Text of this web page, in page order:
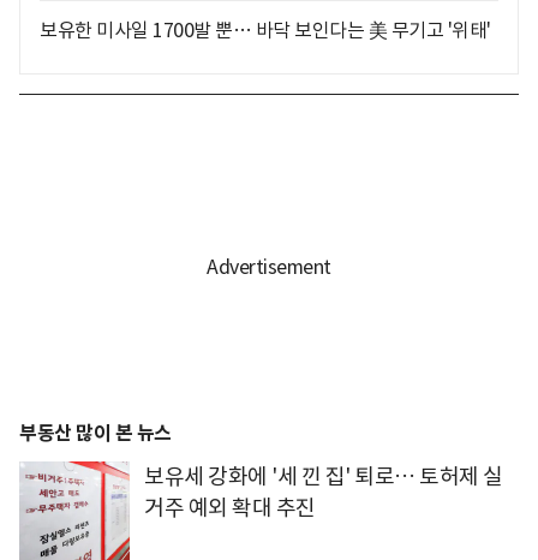
보유한 미사일 1700발 뿐… 바닥 보인다는 美 무기고 '위태'
부동산 많이 본 뉴스
보유세 강화에 '세 낀 집' 퇴로… 토허제 실
거주 예외 확대 추진